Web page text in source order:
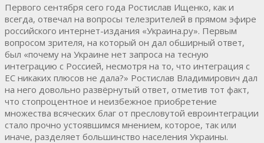
Первого сентября сего года Ростислав Ищенко, как и
всегда, отвечал на вопросы телезрителей в прямом эфире
российского интернет-издания «Украина.ру». Первым
вопросом зрителя, на который он дал обширный ответ,
был «почему на Украине нет запроса на тесную
интеграцию с Россией, несмотря на то, что интеграция с
ЕС никаких плюсов не дала?» Ростислав Владимирович дал
на него довольно развёрнутый ответ, отметив тот факт,
что стопроцентное и неизбежное приобретение
множества всяческих благ от пресловутой евроинтеграции
стало прочно устоявшимся мнением, которое, так или
иначе, разделяет большинство населения Украины.